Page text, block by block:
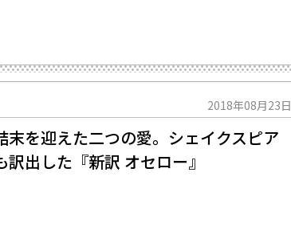
2018年08月23日
末を迎えた二つの愛。シェイクスピア
出した『新訳 オセロー』